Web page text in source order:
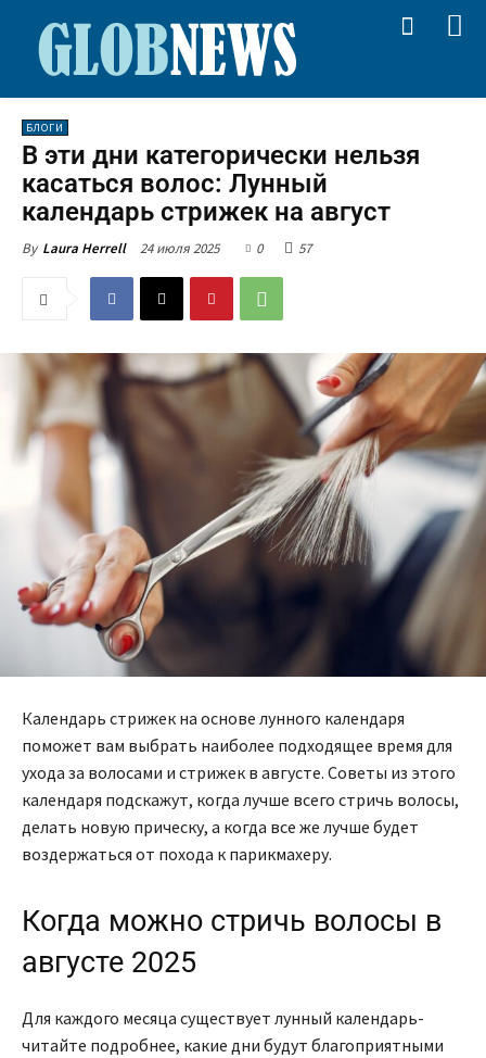
БЛОГИ
В эти дни категорически нельзя
касаться волос: Лунный
календарь стрижек на август
By Laura Herrell 24 июля 2025 0 57
Календарь стрижек на основе лунного календаря
поможет вам выбрать наиболее подходящее время для
ухода за волосами и стрижек в августе. Советы из этого
календаря подскажут, когда лучше всего стричь волосы,
делать новую прическу, а когда все же лучше будет
воздержаться от похода к парикмахеру.
Когда можно стричь волосы в
августе 2025
Для каждого месяца существует лунный календарь-
читайте подробнее, какие дни будут благоприятными